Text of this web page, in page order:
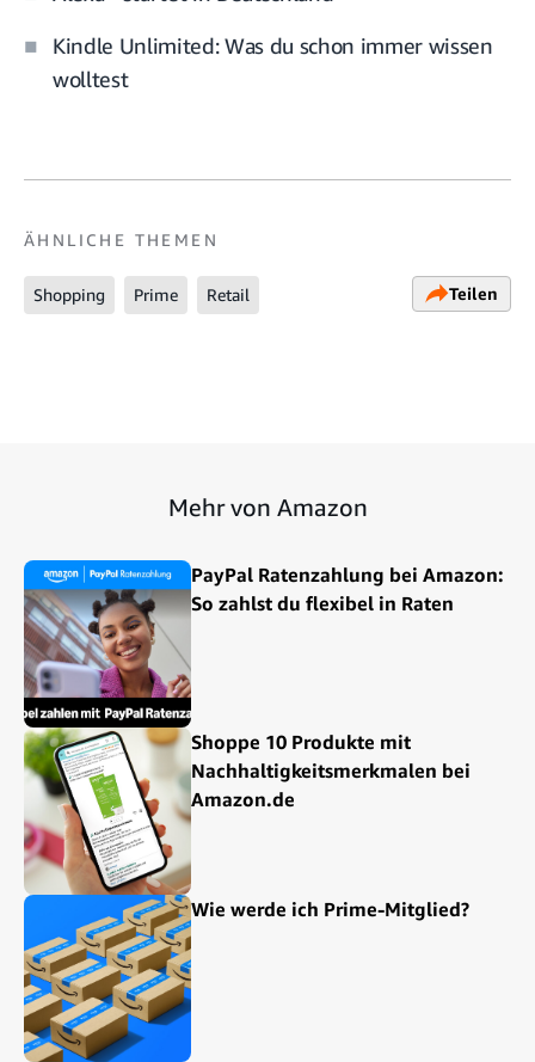
Kindle Unlimited: Was du schon immer wissen
wolltest
ÄHNLICHE THEMEN
Shopping Prime Retail Teilen
Mehr von Amazon
PayPal Ratenzahlung bei Amazon:
So zahlst du flexibel in Raten
Shoppe 10 Produkte mit
Nachhaltigkeitsmerkmalen bei
Amazon.de
Wie werde ich Prime-Mitglied?